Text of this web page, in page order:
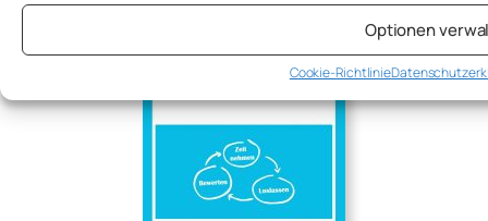
Optionen
Cookie-Richtlinie